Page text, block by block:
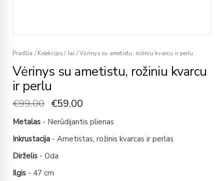
Pradžia / Kolekcijos / Jai /Vėrinys su ametistu, rožiniu kvarcu ir perlu
Vėrinys su ametistu, rožiniu kvarcu
ir perlu
€99.00 €59.00
Metalas - Nerūdijantis plienas
Inkrustacija - Ametistas, rožinis kvarcas ir perlas
Dirželis - Oda
Ilgis - 47 cm